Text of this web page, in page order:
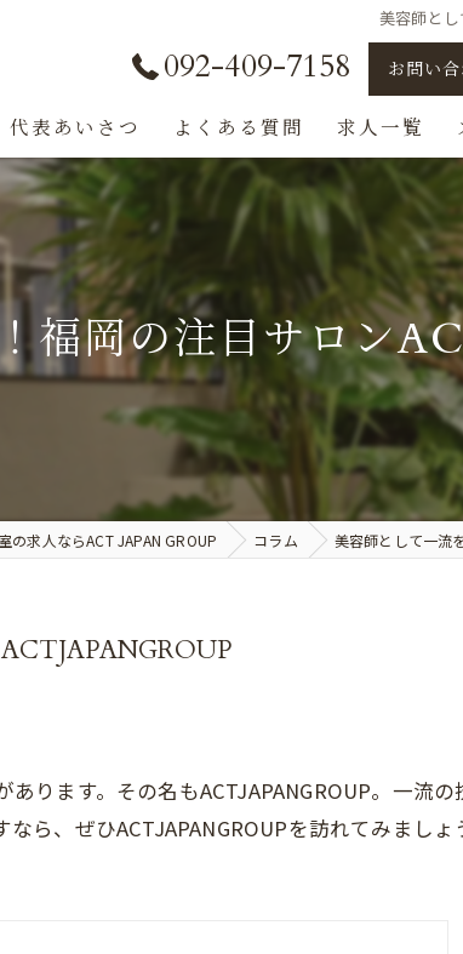
美容師とし
092-409-7158 お問い
代表あいさつ よくある質問 求人一覧
福岡の注目サロン
の求人ならACT JAPAN GROUP コラム 美容師として一流
ります。その名もACTJAPANGROUP。一流
ら、ぜひACTJAPANGROUPを訪れてみましょ